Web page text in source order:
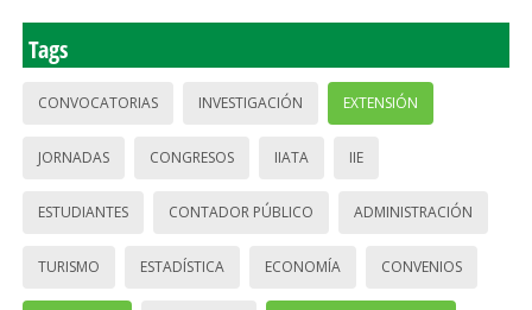
Tags
CONVOCATORIAS INVESTIGACIÓN EXTENSIÓN
JORNADAS CONGRESOS IIATA IIE
ESTUDIANTES CONTADOR PÚBLICO ADMINISTRACIÓN
TURISMO ESTADÍSTICA ECONOMÍA CONVENIOS